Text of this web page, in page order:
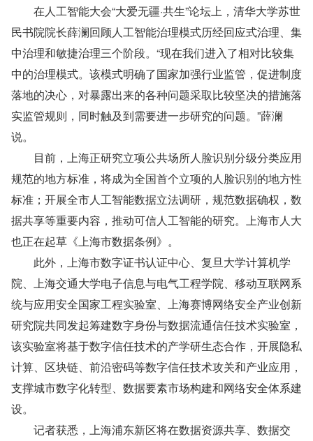
在人工智能大会“大爱无疆·共生”论坛上，清华大学苏世
民书院院长薛澜回顾人工智能治理模式历经回应式治理、集
中治理和敏捷治理三个阶段。“现在我们进入了相对比较集
中的治理模式。该模式明确了国家加强行业监管，促进制度
落地的决心，对暴露出来的各种问题采取比较坚决的措施落
实监管规则，同时触及到需要进一步研究的问题。”薛澜
说。
目前，上海正研究立项公共场所人脸识别分级分类应用
规范的地方标准，将成为全国首个立项的人脸识别的地方性
标准；开展全市人工智能数据立法调研，规范数据确权，数
据共享等重要内容，推动可信人工智能的研究。上海市人大
也正在起草《上海市数据条例》。
此外，上海市数字证书认证中心、复旦大学计算机学
院、上海交通大学电子信息与电气工程学院、移动互联网系
统与应用安全国家工程实验室、上海赛博网络安全产业创新
研究院共同发起筹建数字身份与数据流通信任技术实验室，
该实验室将基于数字信任技术的产学研生态合作，开展隐私
计算、区块链、前沿密码等数字信任技术攻关和产业应用，
支撑城市数字化转型、数据要素市场构建和网络安全体系建
设。
记者获悉，上海浦东新区将在数据资源共享、数据交